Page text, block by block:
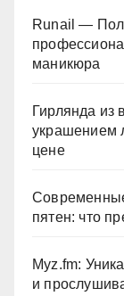
Runail —
маникюра
Гирлянда из
украшением
цене
пятен: что
Myz.fm:
и